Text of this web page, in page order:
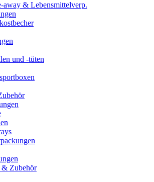
away & Lebensmittelverp.
und -tüten
Zubehör